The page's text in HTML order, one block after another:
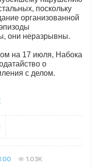
поскольку
организованной
они неразрывны.
на 17 июля, Набока
о
с делом.
1.03K